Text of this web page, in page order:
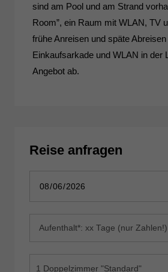
sind am Pool und am Strand
Room”, ein Raum mit WLAN, TV
frühe Anreisen und späte
Einkaufsarkade und WLAN in der
Angebot ab.
Reise anfragen